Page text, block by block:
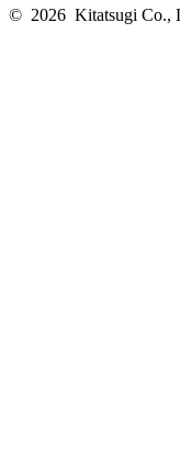
© 2026 Kitatsugi Co.,